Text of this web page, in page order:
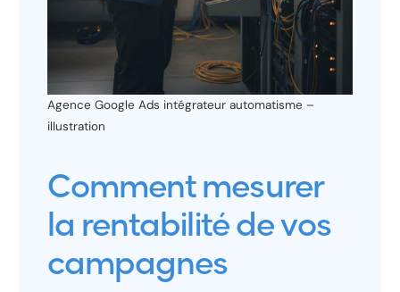
Agence Google Ads intégrateur automatisme –
illustration
Comment mesurer
la rentabilité de vos
campagnes